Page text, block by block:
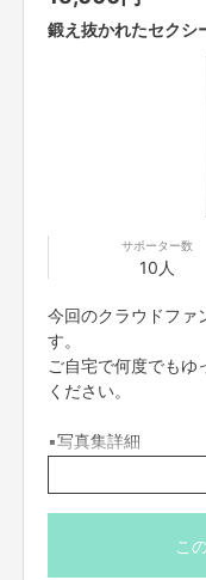
我々最強スターバーストは
さんのおもしろいを表現す
しかし、まだまだ始めたば
テレビと違ってできること
そこで、ファンの皆様にも
ファンディングを利用さ
芸人も芸人のファンの皆様
2020年 6月 最強スターバ
2020年 6月 最強スターバ
2020年 9月 初めての動画
2020年10月 YouTubeチャ
2021年 1月 よしもと公式
鍛え抜かれたセクシ
サポーター数
10人
今回のクラウドファ
す。
ご自宅で何度でもゆ
ください。
▪写真集詳細
ページ数：48ページ
カット数：40以上
表紙：麻布
ハードカバー（上製本
こ